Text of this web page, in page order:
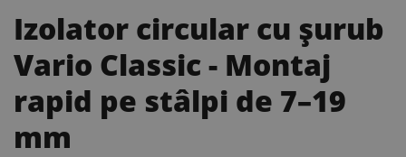
Izolator circular cu șurub
Vario Classic- Montaj
rapid pe stâlpi de 7–19
mm